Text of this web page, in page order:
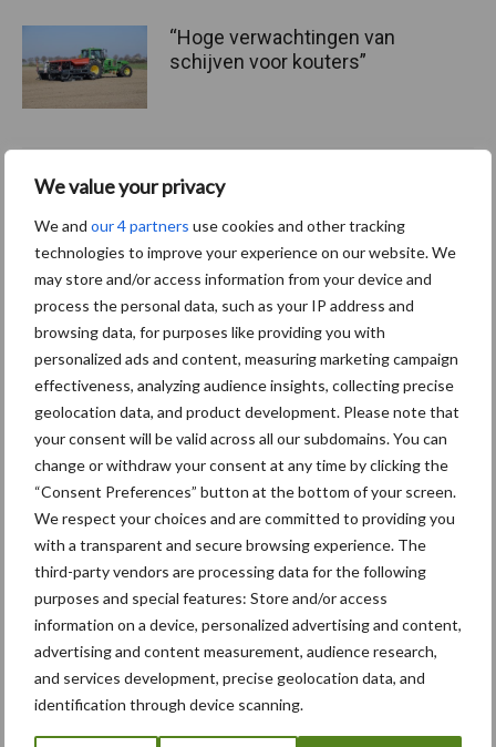
We value your privacy
We and our 4 partners use cookies and other tracking
technologies to improve your experience on our website. We
may store and/or access information from your device and
process the personal data, such as your IP address and
browsing data, for purposes like providing you with
personalized ads and content, measuring marketing campaign
effectiveness, analyzing audience insights, collecting precise
geolocation data, and product development. Please note that
your consent will be valid across all our subdomains. You can
change or withdraw your consent at any time by clicking the
“Consent Preferences” button at the bottom of your screen.
We respect your choices and are committed to providing you
with a transparent and secure browsing experience. The
third-party vendors are processing data for the following
purposes and special features: Store and/or access
information on a device, personalized advertising and content,
advertising and content measurement, audience research,
and services development, precise geolocation data, and
identification through device scanning.
“Hoge verwachtingen van
schijven voor kouters”
Albourgh Tyres breidt uit
marktsegmenten
Caterpillar breidt gamma
elektrische bulldozers uit
Themapagina's
Bemesting Gewas & ruwvoer Loonwerk
Compost